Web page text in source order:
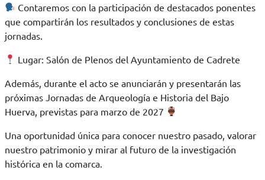
Contaremos con la participación de destacados ponentes
que compartirán los resultados y conclusiones de estas
jornadas.
Lugar: Salón de Plenos del Ayuntamiento de Cadrete
Además, durante el acto se anunciarán y presentarán las
próximas Jornadas de Arqueología e Historia del Bajo
Huerva, previstas para marzo de 2027
Una oportunidad única para conocer nuestro pasado, valorar
nuestro patrimonio y mirar al futuro de la investigación
histórica en la comarca.